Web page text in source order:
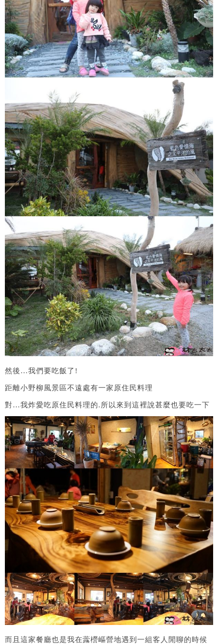
然後…我們要吃飯了!
距離小野柳風景區不遠處有一家原住民料理
對…我炸愛吃原住民料理的.所以來到這裡說甚麼也要吃一下
而且這家餐廳也是我在虂櫿嶇營地遇到一組客人閒聊的時候